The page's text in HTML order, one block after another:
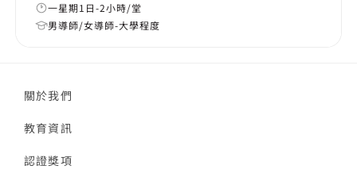
一星期1日-2小時/堂
男導師/女導師-大學程度
關於我們
教育資訊
認證獎項